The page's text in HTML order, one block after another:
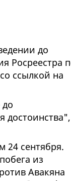
до
Росреестра
со ссылкой на
достоинства",
24 сентября.
из
Авакяна